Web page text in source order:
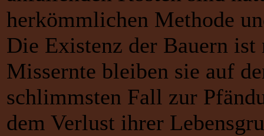
herkömmlichen Methode
Die Existenz der Bauern
Missernte bleiben sie auf
schlimmsten Fall zur
dem Verlust ihrer